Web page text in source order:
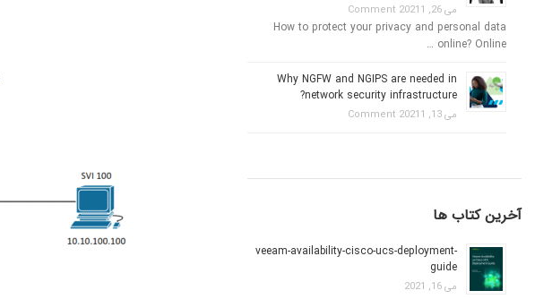
می 26, 2021 1 Comment
How to protect your privacy and personal data
online? Online …
Why NGFW and NGIPS are needed in
network security infrastructure?
می 13, 2021 1 Comment
آخرین کتاب ها
veeam-availability-cisco-ucs-deployment-
guide
می 16, 2021